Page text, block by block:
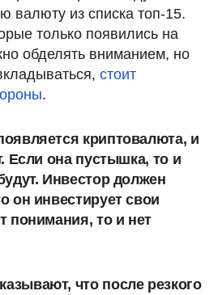
валюту из списка топ-15.
только появились на
обделять вниманием, но
стоит
.
криптовалюта, и
Если она пустышка, то и
Инвестор должен
он инвестирует свои
понимания, то и нет
что после резкого